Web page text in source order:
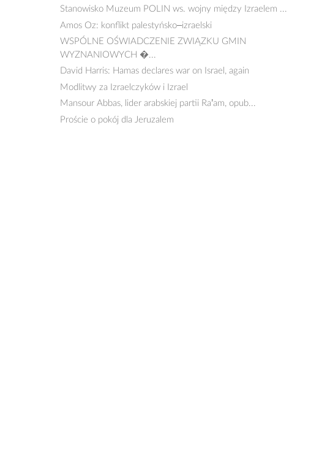
Stanowisko Muzeum POLIN ws. wojny między Izraelem ...
Amos Oz: konflikt palestyńsko–izraelski
WSPÓLNE OŚWIADCZENIE ZWIĄZKU GMIN
WYZNANIOWYCH �...
David Harris: Hamas declares war on Israel, again
Modlitwy za Izraelczyków i Izrael
Mansour Abbas, lider arabskiej partii Ra’am, opub...
Proście o pokój dla Jeruzalem